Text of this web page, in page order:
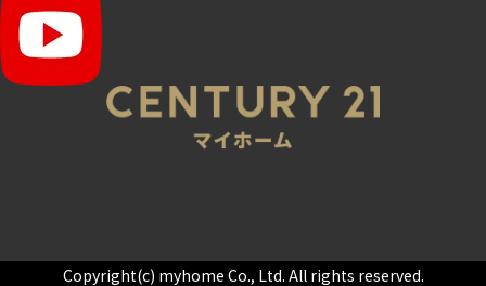
Copyright(c) myhome Co., Ltd. All rights reserved.